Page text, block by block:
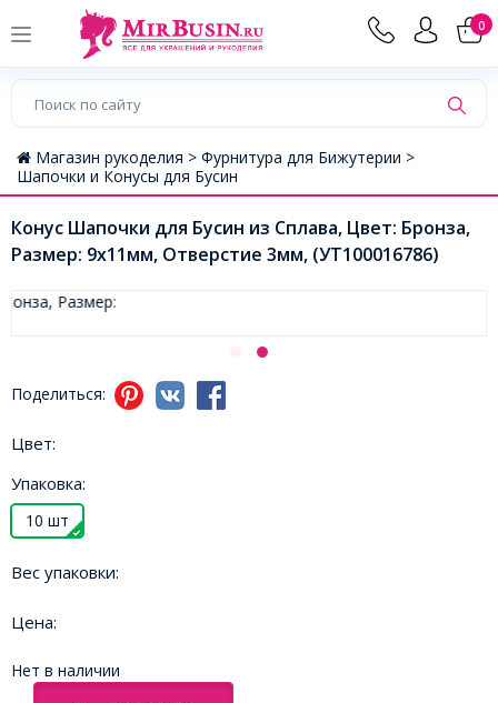
0
Магазин рукоделия > Фурнитура для Бижутерии >
Шапочки и Конусы для Бусин
Конус Шапочки для Бусин из Сплава, Цвет: Бронза,
Размер: 9x11мм, Отверстие 3мм, (УТ100016786)
Поделиться:
Цвет:
Упаковка:
10 шт
Вес упаковки:
Цена:
Нет в наличии